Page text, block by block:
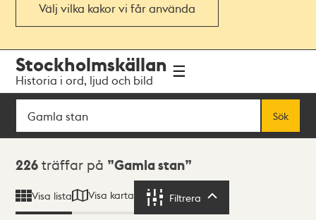
Välj vilka kakor vi får använda
navigationen
huvudinnehållet
Stockholmskällan
Historia i ord, ljud och bild
Sök
Sök
Sökresultat
226 träffar på Gamla stan
Visa lista Visa karta Filtrera